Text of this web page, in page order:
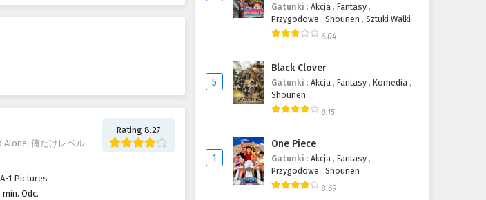
Alone, 俺だけレベル
Rating 8.27
A-1 Pictures
min. Odc.
Gatunki : Akcja , Fantasy ,
Przygodowe , Shounen , Sztuki Walki
6.04
5
Black Clover
Gatunki : Akcja , Fantasy , Komedia ,
Shounen
8.15
1
One Piece
Gatunki : Akcja , Fantasy ,
Przygodowe , Shounen
8.69